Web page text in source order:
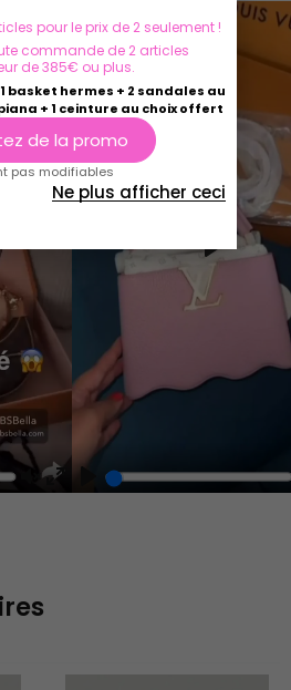
Unmute
Enter
pour le prix de 2 seulement !
commande de 2 articles
de 385€ ou plus.
basket hermes + 2 sandales au
+ 1 ceinture au choix offert
de la promo
pas modifiables
Ne plus afficher ceci